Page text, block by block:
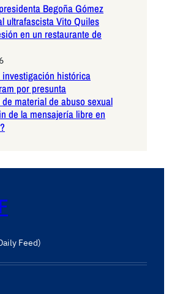
Begoña Gómez
ultrafascista Vito Quiles
en un restaurante de
investigación histórica
por presunta
material de abuso sexual
de la mensajería libre en
Feed)